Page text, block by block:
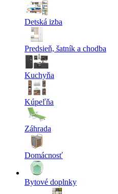
Detská izba
Predsieň, šatník a chodba
Kuchyňa
Kúpeľňa
Záhrada
Domácnosť
Bytové doplnky